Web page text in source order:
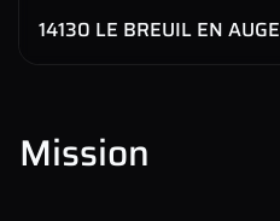
14130 LE BREUIL EN AUGE
Mission